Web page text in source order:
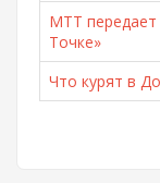
МТТ
Точке»
Что курят в